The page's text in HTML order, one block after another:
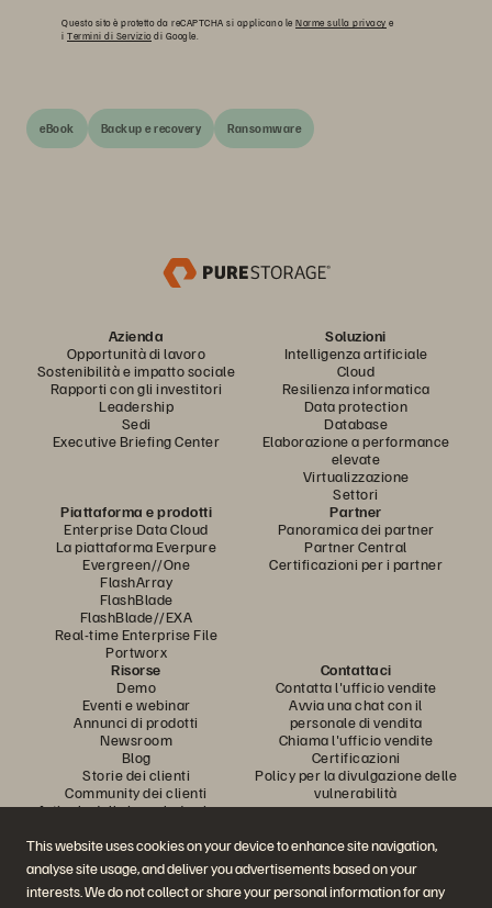
This website uses cookies on your device to enhance site navigation,
analyse site usage, and deliver you advertisements based on your
interests. We do not collect or share your personal information for any
Questo sito è protetto da reCAPTCHA si applicano le Norme sulla privacy e
i Termini di Serviziodi Google.
eBook Backup e recovery Ransomware
Azienda
Opportunità di lavoro
Sostenibilità e impatto sociale
Rapporti con gli investitori
Leadership
Sedi
Executive Briefing Center
Soluzioni
Intelligenza artificiale
Cloud
Resilienza informatica
Data protection
Database
Elaborazione a performance
elevate
Virtualizzazione
Settori
Piattaforma e prodotti
Enterprise Data Cloud
La piattaforma Everpure
Evergreen//One
FlashArray
FlashBlade
FlashBlade//EXA
Real-time Enterprise File
Portworx
Partner
Panoramica dei partner
Partner Central
Certificazioni per i partner
Risorse
Demo
Eventi e webinar
Annunci di prodotti
Newsroom
Blog
Storie dei clienti
Community dei clienti
Articolo della knowledge base
Contattaci
Contatta l'ufficio vendite
Avvia una chat con il
personale di vendita
Chiama l'ufficio vendite
Certificazioni
Policy per la divulgazione delle
vulnerabilità
Partecipa alla conversazione
Segui tutti i canali social ufficiali di Everpure